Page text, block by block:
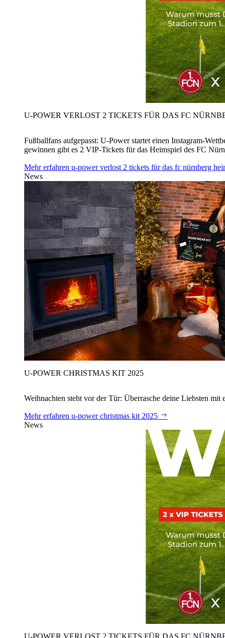
U‑POWER VERLOST 2 TICKETS FÜR DAS FC
Fußballfans aufgepasst: U‑Power startet einen Instagram-
gewinnen gibt es 2 VIP-Tickets für das Heimspiel des FC
Mehr erfahren u‑power verlost 2 tickets für das fc nürnberg
News
U‑POWER CHRISTMAS KIT 2025
Weihnachten steht vor der Tür: Überrasche deine Liebsten
Mehr erfahren u‑power christmas kit 2025
News
U‑POWER VERLOST 2 TICKETS FÜR DAS FC